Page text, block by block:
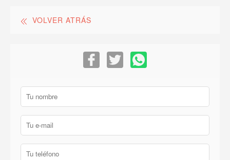
VOLVER ATRÁS